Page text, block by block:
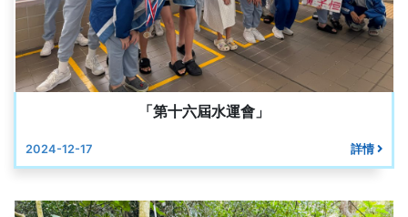
「第十六屆水運會」
2024-12-17 詳情